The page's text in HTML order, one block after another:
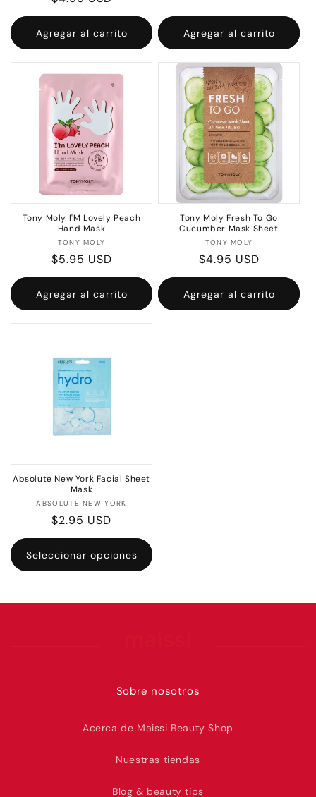
habitual
Agregar al carrito Agregar al carrito
Tony Moly I'M Lovely Peach
Hand Mask
Proveedor:
TONY MOLY
Precio
habitual
$5.95 USD
Agregar al carrito
Tony Moly Fresh To Go
Cucumber Mask Sheet
Proveedor:
TONY MOLY
Precio
habitual
$4.95 USD
Agregar al carrito
Absolute New York Facial Sheet
Mask
Proveedor:
ABSOLUTE NEW YORK
Precio
habitual
$2.95 USD
Seleccionar opciones
Sobre nosotros
Acerca de Maissi Beauty Shop
Nuestras tiendas
Blog & beauty tips